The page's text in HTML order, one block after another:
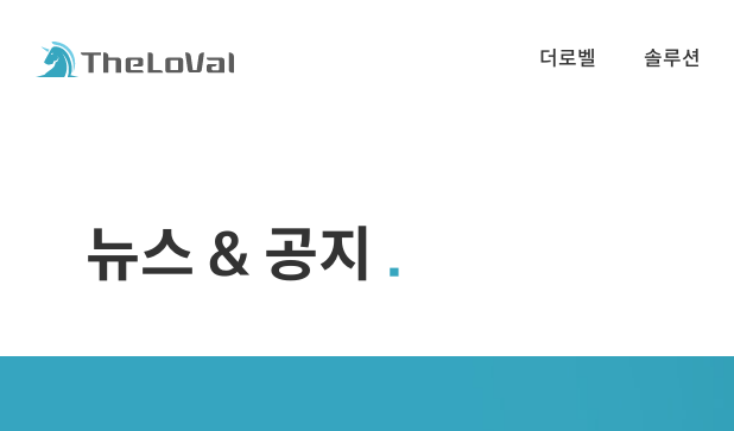
더로벨 솔루션
뉴스 & 공지